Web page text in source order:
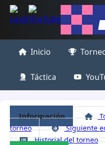
Inicio
Táctica
Información
torneo
Siguiente
Historial del torneo